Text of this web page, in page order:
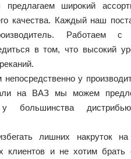
широкий
качества. Каждый наш
Работаем с
в том, что высокий
у
на ВАЗ мы можем
лишних накруток
и не хотим брать